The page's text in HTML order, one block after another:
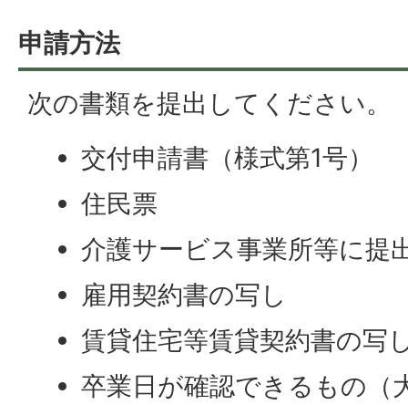
申請方法
次の書類を提出してください。
交付申請書（様式第1号）
住民票
介護サービス事業所等に提
雇用契約書の写し
賃貸住宅等賃貸契約書の写
卒業日が確認できるもの（